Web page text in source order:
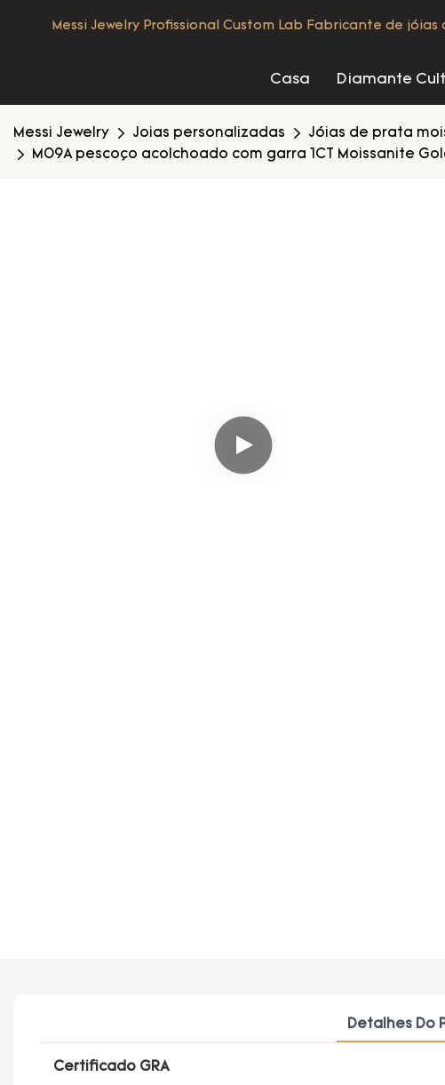
Messi Jewelry Profissional Custom Lab Fabricante de
Casa Diamante
Messi Jewelry Joias personalizadas Jóias de prata
M09A pescoço acolchoado com garra 1CT Moissanite
Detalhes Do
Certificado GRA